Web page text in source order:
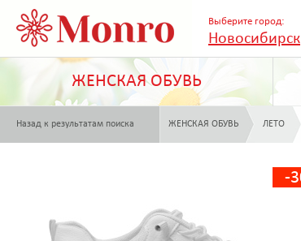
Выберите город:
Новосибирск
ЖЕНСКАЯ ОБУВЬ
Назад к результатам поиска ЖЕНСКАЯ ОБУВЬ ЛЕТО
-